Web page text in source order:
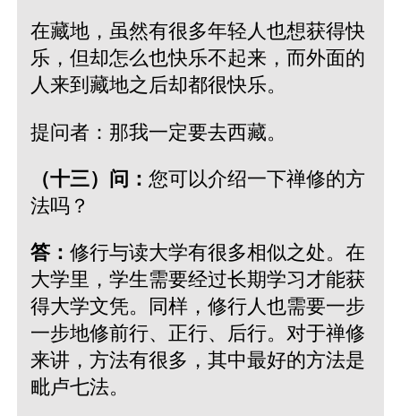
在藏地，虽然有很多年轻人也想获得快
乐，但却怎么也快乐不起来，而外面的
人来到藏地之后却都很快乐。
提问者：那我一定要去西藏。
（十三）问： 您可以介绍一下禅修的方
法吗？
答： 修行与读大学有很多相似之处。在
大学里，学生需要经过长期学习才能获
得大学文凭。同样，修行人也需要一步
一步地修前行、正行、后行。对于禅修
来讲，方法有很多，其中最好的方法是
毗卢七法。